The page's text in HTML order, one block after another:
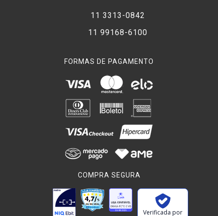
11 3313-0842
11 99168-6100
FORMAS DE PAGAMENTO
COMPRA SEGURA
Verificada por